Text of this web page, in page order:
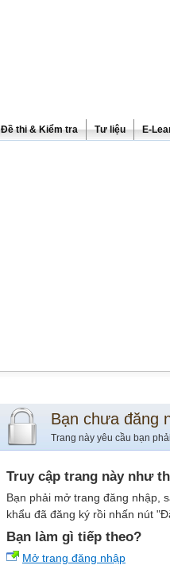
Đề thi & Kiểm tra Tư liệu E-
Bạn chưa đăng
Trang này yêu cầu bạn
Truy cập trang này như
Bạn phải mở trang đăng nhập,
khẩu đã đăng ký rồi nhấn nút
Bạn làm gì tiếp theo?
Mở trang đăng nhập